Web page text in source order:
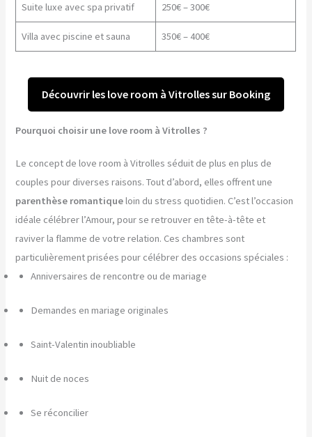
Suite luxe avec spa privatif 250€ – 300€
Villa avec piscine et sauna 350€ – 400€
Découvrir les love room à Vitrolles sur Booking
Pourquoi choisir une love room à Vitrolles ?
Le concept de love room à Vitrolles séduit de plus en plus de
couples pour diverses raisons. Tout d’abord, elles offrent une
parenthèse romantiqueloin du stress quotidien. C’est l’occasion
idéale célébrer l’Amour, pour se retrouver en tête-à-tête et
raviver la flamme de votre relation. Ces chambres sont
particulièrement prisées pour célébrer des occasions spéciales :
Anniversaires de rencontre ou de mariage
Demandes en mariage originales
Saint-Valentin inoubliable
Nuit de noces
Se réconcilier